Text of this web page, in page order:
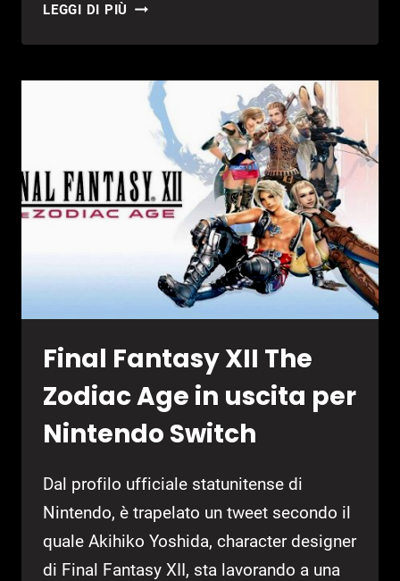
LEGGI DI PIÙ BREAKING
STA
DIVENTARE
VIDEOGIOCO
Final Fantasy XII The
Zodiac Age in uscita per
Nintendo Switch
Dal profilo ufficiale statunitense di
Nintendo, è trapelato un tweet secondo il
quale Akihiko Yoshida, character designer
di Final Fantasy XII, sta lavorando a una